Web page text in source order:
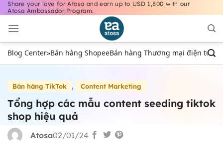
Bỏ
nội
dung
Share your love for Atosa and earn up to USD 1,800 with our
Atosa Ambassador Program.
Blog Center»Bán hàng ShopeeBán hàng Thương mại điện tử
Bán hàng TikTok , Content Marketing
Tổng hợp các mẫu content seeding tiktok
shop hiệu quả
Atosa02/01/24